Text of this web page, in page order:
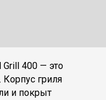
400 — это
гриля
и покрыт